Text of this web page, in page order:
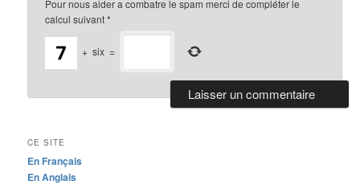
Pour nous aider a combatre le spam merci de compléter le
calcul suivant*
+ six =
CE SITE
En Français
En Anglais